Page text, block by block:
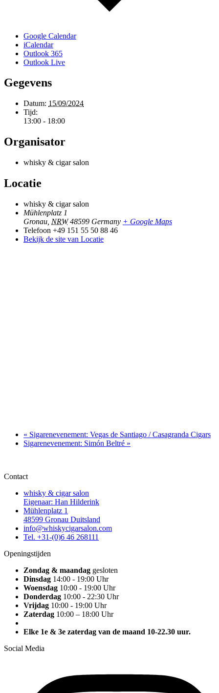
Google Calendar
iCalendar
Outlook 365
Outlook Live
Gegevens
Datum: 15/09/2024
Tijd:
13:00 - 18:00
Organisator
whisky & cigar salon
Locatie
whisky & cigar salon
Mühlenplatz 1
Gronau NRW 48599 Germany + Google Maps
Telefoon +49 151 55 50 88 46
Bekijk de site van Locatie
« Sigarenevenement: Vegas de Santiago / Casagranda Cigars
Sigarenevenement: Simón Beltré »
Contact
whisky & cigar salon
Eigenaar: Han Hilderink
Mühlenplatz 1
48599 Gronau Duitsland
info@whiskycigarsalon.com
Tel. +31-(0)6 46 268111
Openingstijden
Zondag & maandag gesloten
Dinsdag 14:00 - 19:00 Uhr
Woensdag 10:00 - 19:00 Uhr
Donderdag 10:00 - 22:30 Uhr
Vrijdag 10:00 - 19:00 Uhr
Zaterdag 10:00 – 18:00 Uhr
Elke 1e & 3e zaterdag van de maand 10-22.30 uur.
Social Media